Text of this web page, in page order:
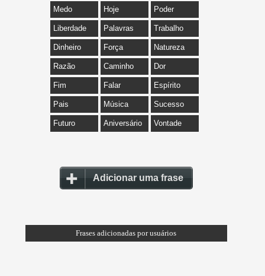
Medo Hoje Poder
Liberdade Palavras Trabalho
Dinheiro Força Natureza
Razão Caminho Dor
Fim Falar Espírito
Pais Música Sucesso
Futuro Aniversário Vontade
Adicionar uma frase
Frases adicionadas por usuários